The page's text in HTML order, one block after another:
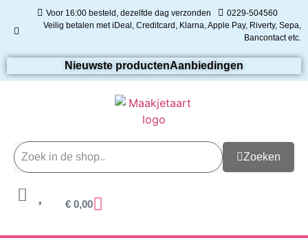
Voor 16:00 besteld, dezelfde dag verzonden
0229-504560
Veilig betalen met iDeal, Creditcard, Klarna, Apple Pay, Riverty, Sepa,
Bancontact etc.
Nieuwste productenAanbiedingen
Zoeken
€ 0,00